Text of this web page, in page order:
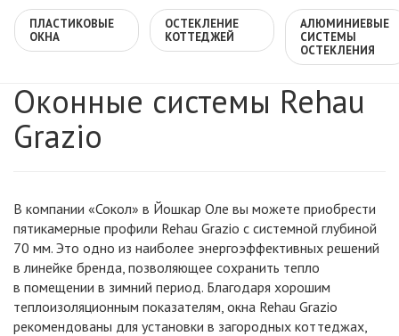
ПЛАСТИКОВЫЕ
ОКНА
ОСТЕКЛЕНИЕ
КОТТЕДЖЕЙ
АЛЮМИНИЕВЫЕ
СИСТЕМЫ
ОСТЕКЛЕНИЯ
Оконные системы Rehau
Grazio
В компании «Сокол» в Йошкар Оле вы можете приобрести
пятикамерные профили Rehau Grazio с системной глубиной
70 мм. Это одно из наиболее энергоэффективных решений
в линейке бренда, позволяющее сохранить тепло
в помещении в зимний период. Благодаря хорошим
теплоизоляционным показателям, окна Rehau Grazio
рекомендованы для установки в загородных коттеджах,